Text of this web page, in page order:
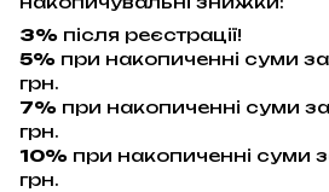
3% після реєстрації!
5% при накопиченні суми
грн.
7% при накопиченні суми
грн.
10% при накопиченні суми
грн.